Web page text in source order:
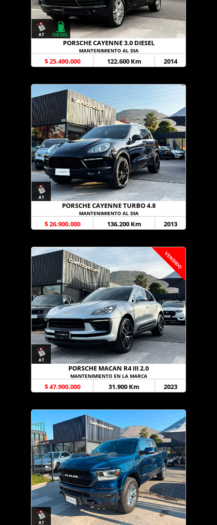
PORSCHE CAYENNE 3.0 DIESEL
MANTENIMIENTO AL DIA
$ 25.490.000 122.600 Km 2014
PORSCHE CAYENNE TURBO 4.8
MANTENIMIENTO AL DIA
$ 26.900.000 136.200 Km 2013
VENDIDO
PORSCHE MACAN R4 III 2.0
MANTENIMIENTO EN LA MARCA
$ 47.900.000 31.900 Km 2023